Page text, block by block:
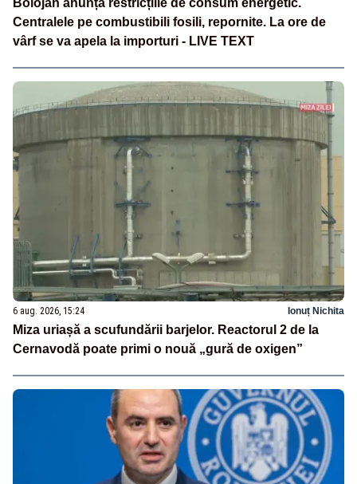
Centralele pe combustibili fosili, repornite. La ore de
vârf se va apela la importuri - LIVE TEXT
6 aug. 2026, 15:24 Ionuț Nichita
Miza uriașă a scufundării barjelor. Reactorul 2 de la
Cernavodă poate primi o nouă „gură de oxigen”